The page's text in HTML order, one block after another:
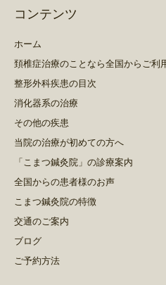
コンテンツ
ホーム
頚椎症治療のことなら全国からご利
整形外科疾患の目次
消化器系の治療
その他の疾患
当院の治療が初めての方へ
「こまつ鍼灸院」の診療案内
全国からの患者様のお声
こまつ鍼灸院の特徴
交通のご案内
ブログ
ご予約方法